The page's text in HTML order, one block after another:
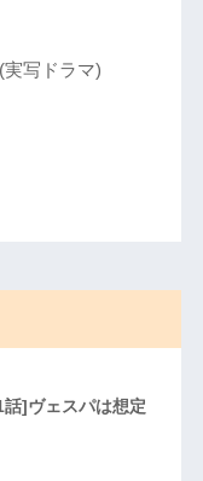
写ドラマ)
]ヴェスパは想定